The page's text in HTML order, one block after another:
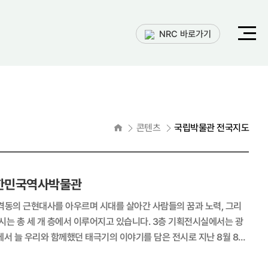
NRC 바로가기
전체메
열기
홈으로콘텐츠 국립박물관 전국지도
민국역사박물관
의 근현대사를 아우르며 시대를 살아간 사람들의 꿈과 노력, 그리
총 세 개 층에서 이루어지고 있습니다. 3층 기획전시실에서는 광
늘 우리와 함께했던 태극기의 이야기를 담은 전시로 지난 8월 8일